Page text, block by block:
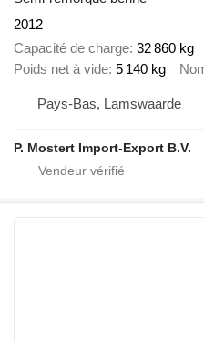
2012
Capacité de charge 32 860 kg
Poids net à vide 5 140 kg
Pays-Bas, Lamswaarde
P. Mostert Import-Export B.V.